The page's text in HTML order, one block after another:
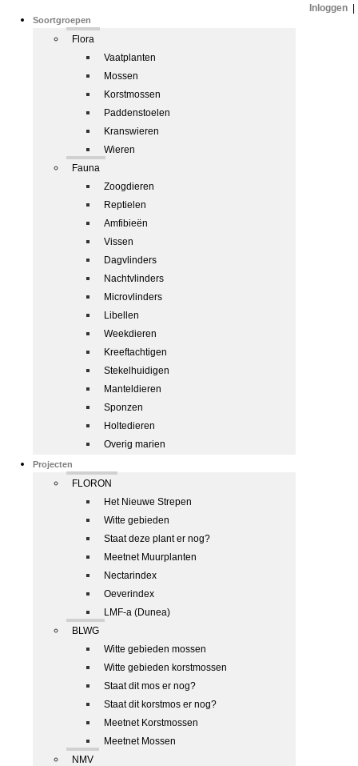
Soortgroepen
Flora
Vaatplanten
Mossen
Korstmossen
Paddenstoelen
Kranswieren
Wieren
Fauna
Zoogdieren
Reptielen
Amfibieën
Vissen
Dagvlinders
Nachtvlinders
Microvlinders
Libellen
Weekdieren
Kreeftachtigen
Stekelhuidigen
Manteldieren
Sponzen
Holtedieren
Overig marien
Projecten
FLORON
Het Nieuwe Strepen
Witte gebieden
Staat deze plant er nog?
Meetnet Muurplanten
Nectarindex
Oeverindex
LMF-a (Dunea)
BLWG
Witte gebieden mossen
Witte gebieden korstmossen
Staat dit mos er nog?
Staat dit korstmos er nog?
Meetnet Korstmossen
Meetnet Mossen
NMV
Inloggen